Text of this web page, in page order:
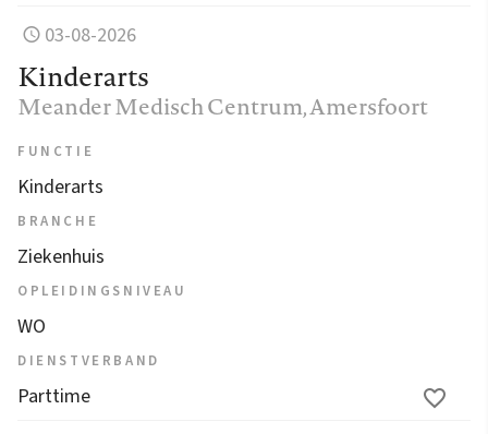
03-08-2026
Kinderarts
Meander Medisch Centrum, Amersfoort
FUNCTIE
Kinderarts
BRANCHE
Ziekenhuis
OPLEIDINGSNIVEAU
WO
DIENSTVERBAND
Parttime